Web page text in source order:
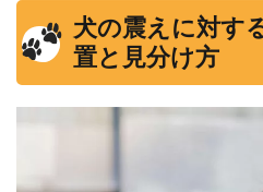
犬の震えに対す
置と見分け方